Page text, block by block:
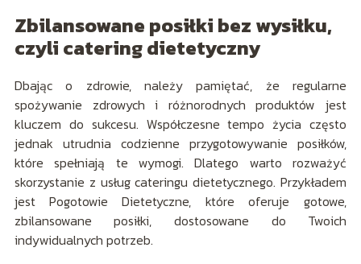
Zbilansowane posiłki bez wysiłku,
czyli catering dietetyczny
Dbając o zdrowie, należy pamiętać, że regularne
spożywanie zdrowych i różnorodnych produktów jest
kluczem do sukcesu. Współczesne tempo życia często
jednak utrudnia codzienne przygotowywanie posiłków,
które spełniają te wymogi. Dlatego warto rozważyć
skorzystanie z usług cateringu dietetycznego. Przykładem
jest
Pogotowie Dietetyczne, które oferuje gotowe,
zbilansowane posiłki, dostosowane do Twoich
indywidualnych potrzeb.